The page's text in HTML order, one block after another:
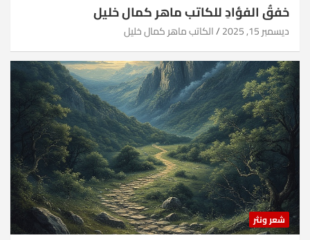
خفقُ الفؤادِ للكاتب ماهر كمال خليل
ديسمبر 15, 2025 الكاتب ماهر كمال خليل
شعر ونثر